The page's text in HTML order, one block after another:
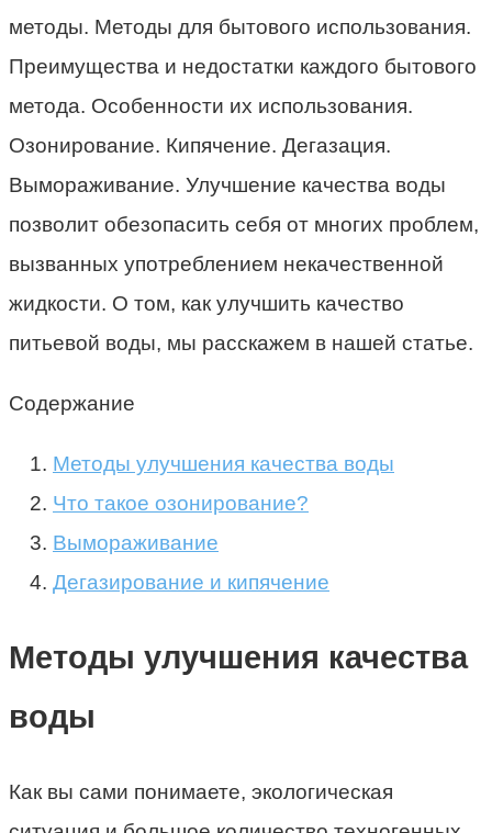
методы. Методы для бытового использования.
Преимущества и недостатки каждого бытового
метода. Особенности их использования.
Озонирование. Кипячение. Дегазация.
Вымораживание. Улучшение качества воды
позволит обезопасить себя от многих проблем,
вызванных употреблением некачественной
жидкости. О том, как улучшить качество
питьевой воды, мы расскажем в нашей статье.
Содержание
Методы улучшения качества воды
Что такое озонирование?
Вымораживание
Дегазирование и кипячение
Методы улучшения качества
воды
Как вы сами понимаете, экологическая